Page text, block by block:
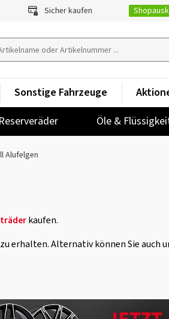
Sicher kaufen
Reserveräder Öle &
Sonstige Fahrzeuge
Alufelgen
kaufen.
erhalten. Alternativ können Sie